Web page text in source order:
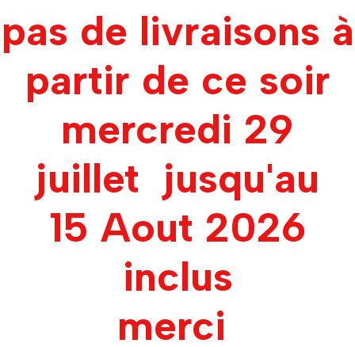
pas de livraisons à
partir de ce soir
mercredi 29
juillet jusqu'au
15 Aout 2026
inclus
merci